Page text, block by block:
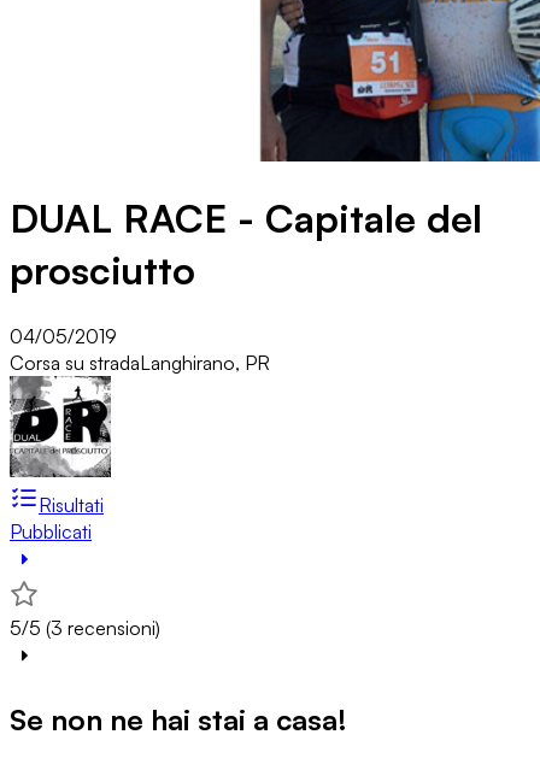
DUAL RACE - Capitale del
prosciutto
04/05/2019
Corsa su stradaLanghirano, PR
Risultati
Pubblicati
5/5 (3 recensioni)
Se non ne hai stai a casa!